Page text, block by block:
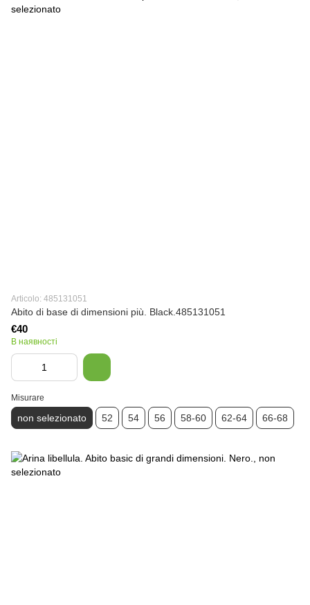
Articolo: 485131051
Abito di base di dimensioni più. Black.485131051
€40
В наявності
Misurare
non selezionato 52 54 56 58-60 62-64 66-68